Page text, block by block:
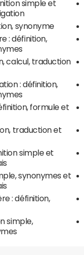
simple et
synonyme
: définition,
calcul, traduction
: définition,
formule et
traduction et
simple et
synonymes et
: définition,
simple,